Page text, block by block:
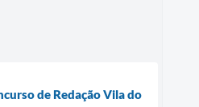
de Redação Vila do